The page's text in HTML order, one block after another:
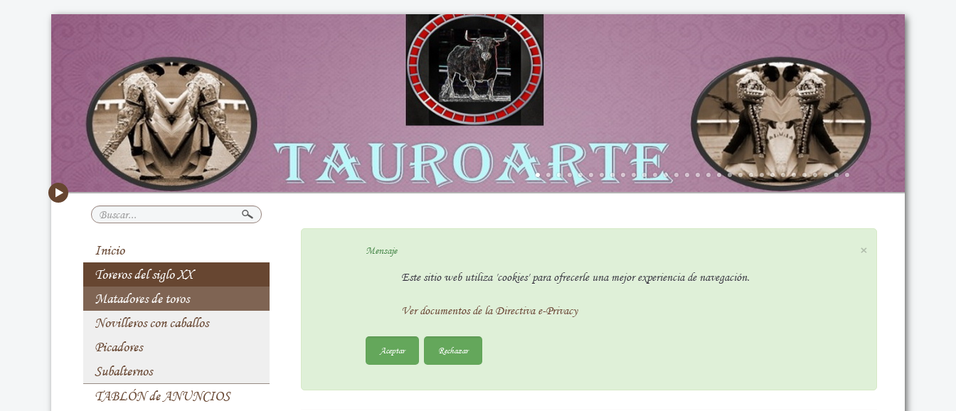
Buscar...
Inicio
Toreros del siglo XX
Matadores de toros
Novilleros con caballos
Picadores
Subalternos
TABLÓN de ANUNCIOS
×
Mensaje
Este sitio web utiliza 'cookies' para ofrecerle una mejor experiencia de navegación.
Ver documentos de la Directiva e-Privacy
Aceptar Rechazar